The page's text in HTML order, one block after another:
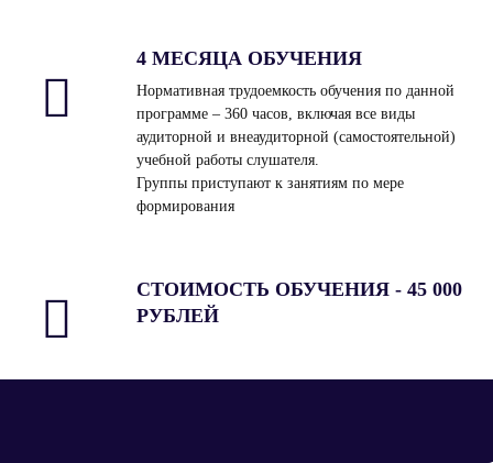
4 МЕСЯЦА ОБУЧЕНИЯ
Нормативная трудоемкость обучения по данной
программе – 360 часов, включая все виды
аудиторной и внеаудиторной (самостоятельной)
учебной работы слушателя.
Группы приступают к занятиям по мере
формирования
СТОИМОСТЬ ОБУЧЕНИЯ - 45 000
РУБЛЕЙ